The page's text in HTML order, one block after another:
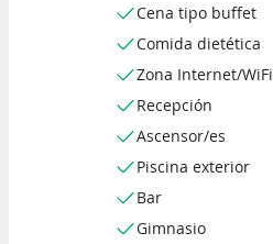
Cena tipo buffet
Comida dietética
Zona Internet/WiFi
Recepción
Ascensor/es
Piscina exterior
Bar
Gimnasio